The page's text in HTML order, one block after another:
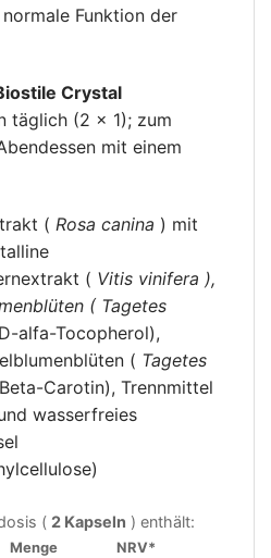
Funktion der
Crystal
täglich (2 × 1); zum
mit einem
( Rosa canina ) mit
( Vitis vinifera ),
( Tagetes
alfa-Tocopherol),
( Tagetes
Carotin), Trennmittel
wasserfreies
( 2 Kapseln ) enthält:
Menge
NRV*